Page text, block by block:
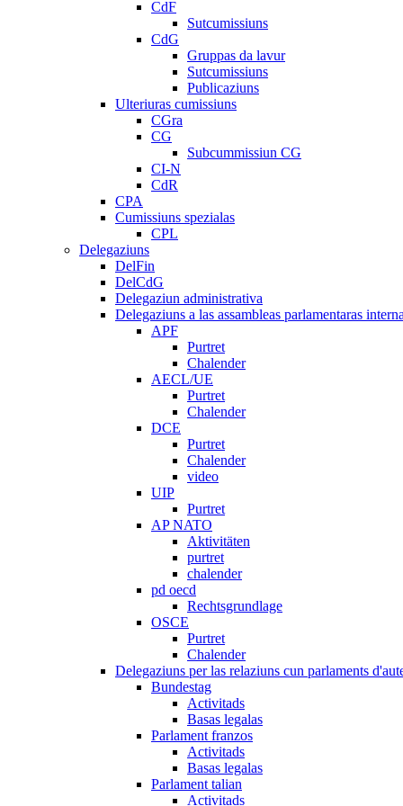
CdF
Sutcumissiuns
CdG
Gruppas da lavur
Sutcumissiuns
Publicaziuns
Ulteriuras cumissiuns
CGra
CG
Subcummissiun CG
CI-N
CdR
CPA
Cumissiuns spezialas
CPL
Delegaziuns
DelFin
DelCdG
Delegaziun administrativa
Delegaziuns a las assambleas parlamentaras
APF
Purtret
Chalender
AECL/UE
Purtret
Chalender
DCE
Purtret
Chalender
video
UIP
Purtret
AP NATO
Aktivitäten
purtret
chalender
pd oecd
Rechtsgrundlage
OSCE
Purtret
Chalender
Delegaziuns per las relaziuns cun parlaments
Bundestag
Activitads
Basas legalas
Parlament franzos
Activitads
Basas legalas
Parlament talian
Activitads